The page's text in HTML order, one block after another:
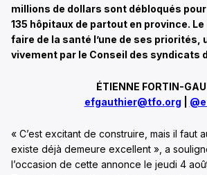
millions de dollars sont débloqués
135 hôpitaux de partout en province.
faire de la santé l’une de ses priorités,
vivement par le Conseil des syndicats
ÉTIENNE FORTIN-
efgauthier@tfo.org
« C’est excitant de construire, mais il faut
existe déjà demeure excellent », a
l’occasion de cette annonce le jeudi 4